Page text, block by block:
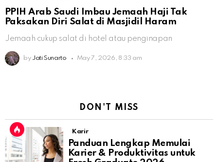
PPIH Arab Saudi Imbau Jemaah Haji Tak
Paksakan Diri Salat di Masjidil Haram
Jemaah cukup salat di hotel atau penginapan
by Jati Sunarto May 7, 2026, 8:33 am
DON'T MISS
Karir
Panduan Lengkap Memulai
Karier & Produktivitas untuk